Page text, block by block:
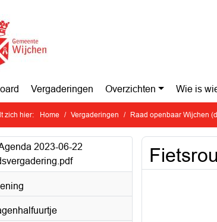
pagina
Vergaderingen Overzichten Wie is
zich hier: Home Vergaderingen Raad openbaar Wijchen
2023-06-22